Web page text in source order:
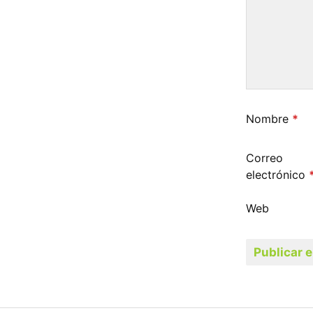
Nombre *
Correo
electrónico
Web